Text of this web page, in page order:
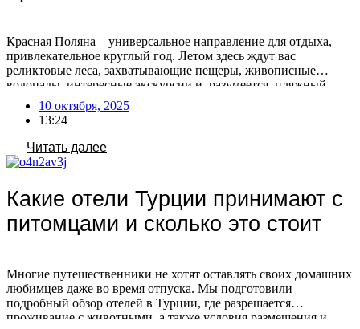
Красная Поляна – универсальное направление для отдыха,
привлекательное круглый год. Летом здесь ждут вас
реликтовые леса, захватывающие пещеры, живописные
водопады, интересные экскурсии и, разумеется, пляжный
релакс. Зимой же Красная Поляна предлагает активный
отдых на горных склонах с последующим расслаблением в
Спа-комплексе, сауне или за вкусным ужином. Планируя
семейное путешествие, уделите внимание выбору отеля в
Красной […]
10 октября, 2025
13:24
Читать далее
Какие отели Турции принимают с
питомцами и сколько это стоит
Многие путешественники не хотят оставлять своих домашних
любимцев даже во время отпуска. Мы подготовили
подробный обзор отелей в Турции, где разрешается
проживание с животными, а также условия размещения и